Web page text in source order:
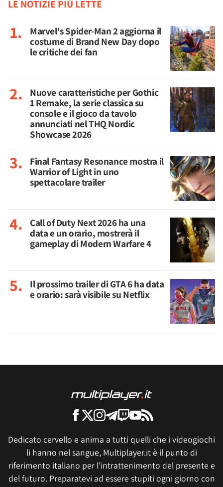
LE NOTIZIE PIÙ LETTE
Marvel's Spider-Man 2 aggiorna il
costume di Brand New Day dopo
le critiche dei fan
Nuove caratteristiche per Gothic
1 Remake, la serie classica su
console e il gioco da tavolo
annunciati nel THQ Nordic
Showcase 2026
Final Fantasy Resonance mostra il
Warrior of Light in uno
spettacolare trailer
Call of Duty Next 2026 ha una
data e un orario, mostrerà il
gameplay di Modern Warfare 4
Il prossimo trailer di GTA 6 ha data
e orario: sarà visibile su Netflix
Dedicato cervello e anima a tutti quelli che i videogiochi
li hanno nel sangue, Multiplayer.it è il punto di
riferimento italiano per l'intrattenimento del presente e
del futuro. Preparatevi ad essere stupiti ogni giorno con